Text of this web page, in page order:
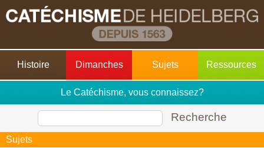
Histoire Dimanches Sujets Ressources
Le Catéchisme, vous connaissez?
Recherche
Sujets